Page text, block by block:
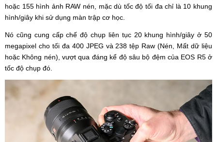
hoặc 155 hình ảnh RAW nén, mặc dù tốc độ tối đa chỉ là 10 khung
hình/giây khi sử dụng màn trập cơ học.
Nó cũng cung cấp chế độ chụp liên tục 20 khung hình/giây ở 50
megapixel cho tối đa 400 JPEG và 238 tệp Raw (Nén, Mất dữ liệu
hoặc Không nén), vượt qua đáng kể độ sâu bộ đệm của EOS R5 ở
tốc độ chụp đó.